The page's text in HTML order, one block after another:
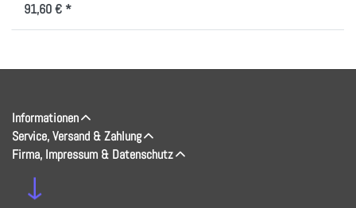
91,60 € *
Informationen
Service, Versand & Zahlung
Firma, Impressum & Datenschutz
↓